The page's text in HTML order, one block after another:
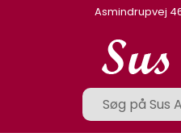
Asmindrupvej